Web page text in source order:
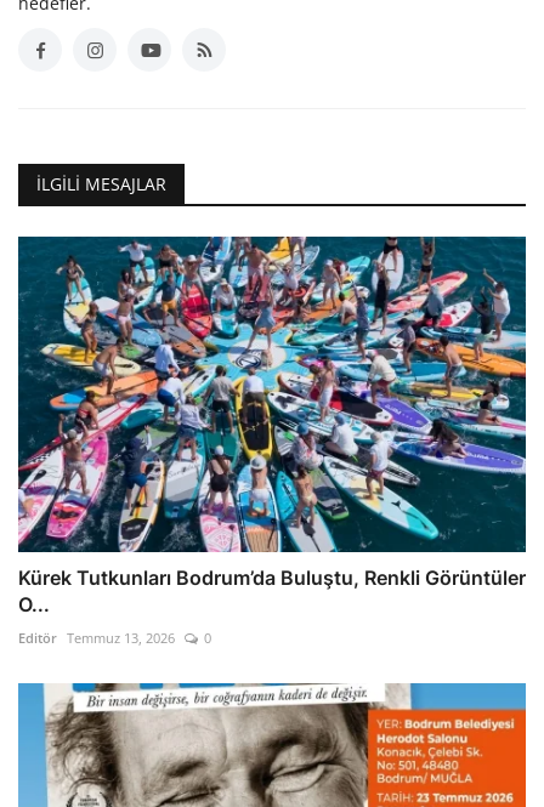
İLGILI MESAJLAR
Kürek Tutkunları Bodrum’da Buluştu, Renkli Görüntüler
O...
Editör Temmuz 13, 2026 0